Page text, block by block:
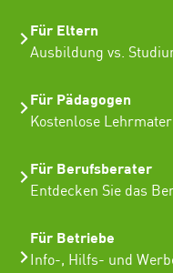
Für Eltern
Ausbildung vs.
Für Pädagogen
Kostenlose
Für Berufsberater
Entdecken Sie das
Für Betriebe
Info-, Hilfs- und